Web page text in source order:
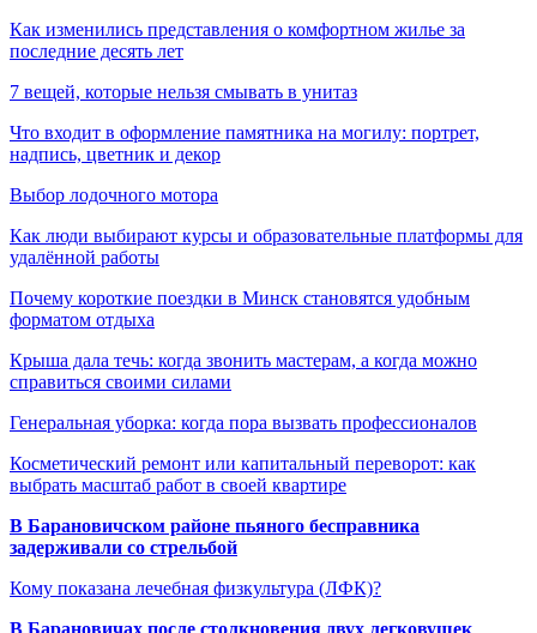
Как изменились представления о комфортном жилье за
последние десять лет
7 вещей, которые нельзя смывать в унитаз
Что входит в оформление памятника на могилу: портрет,
надпись, цветник и декор
Выбор лодочного мотора
Как люди выбирают курсы и образовательные платформы для
удалённой работы
Почему короткие поездки в Минск становятся удобным
форматом отдыха
Крыша дала течь: когда звонить мастерам, а когда можно
справиться своими силами
Генеральная уборка: когда пора вызвать профессионалов
Косметический ремонт или капитальный переворот: как
выбрать масштаб работ в своей квартире
В Барановичском районе пьяного бесправника
задерживали со стрельбой
Кому показана лечебная физкультура (ЛФК)?
В Барановичах после столкновения двух легковушек